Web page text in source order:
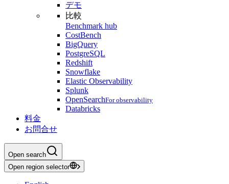
デモ
比較
Benchmark hub
CostBench
BigQuery
PostgreSQL
Redshift
Snowflake
Elastic Observability
Splunk
OpenSearchFor observability
Databricks
料金
お問合せ
Open search
Open region selector